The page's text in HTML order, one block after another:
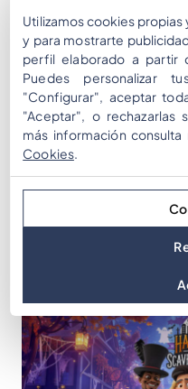
Remote Teams:
La possibilità di
nostra è una preferenza
flessibilità e comodità.
connessioni autentiche
interazioni faccia a
Utilizamos cookies
y para mostrarte
perfil elaborado a partir
Puedes personalizar
"Configurar", aceptar
"Aceptar", o rechazarlas
más información consulta
Cookies.